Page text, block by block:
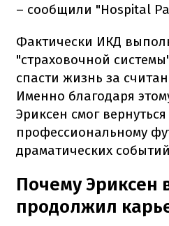
– сообщили "Hospital
Фактически ИКД
"страховочной
спасти жизнь за
Именно благодаря
Эриксен смог вернуться
профессиональному
драматических
Почему Эриксен
продолжил